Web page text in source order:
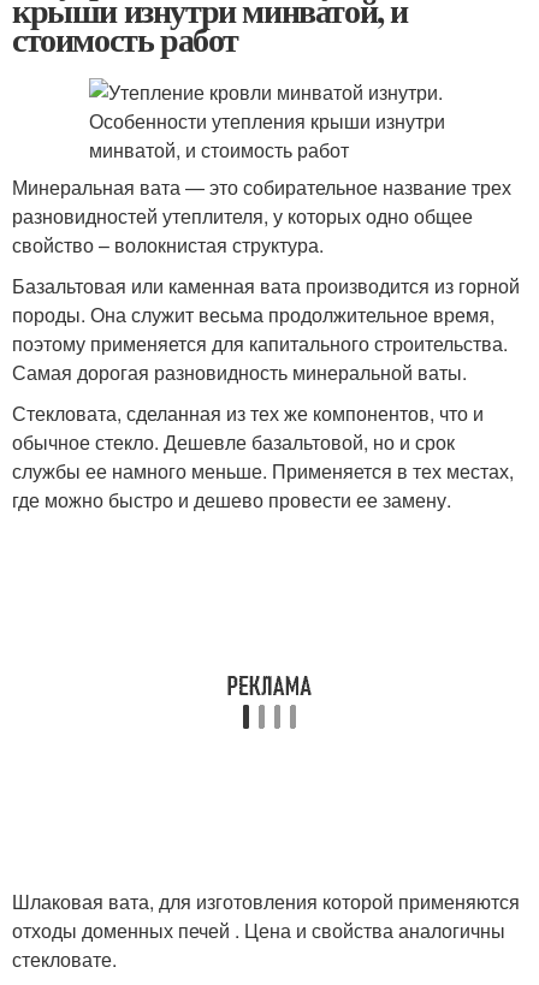
крыши изнутри минватой, и
стоимость работ
Минеральная вата — это собирательное название трех
разновидностей утеплителя, у которых одно общее
свойство – волокнистая структура.
Базальтовая или каменная вата производится из горной
породы. Она служит весьма продолжительное время,
поэтому применяется для капитального строительства.
Самая дорогая разновидность минеральной ваты.
Стекловата, сделанная из тех же компонентов, что и
обычное стекло. Дешевле базальтовой, но и срок
службы ее намного меньше. Применяется в тех местах,
где можно быстро и дешево провести ее замену.
Шлаковая вата, для изготовления которой применяются
отходы доменных печей . Цена и свойства аналогичны
стекловате.